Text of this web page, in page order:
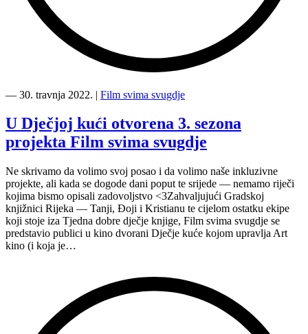
gostovanje
Gradskoj
knjižnici
Rijeka”
― 30. travnja 2022. | Film svima svugdje
U Dječjoj kući otvorena 3. sezona
projekta Film svima svugdje
Ne skrivamo da volimo svoj posao i da volimo naše inkluzivne
projekte, ali kada se dogode dani poput te srijede — nemamo riječi
kojima bismo opisali zadovoljstvo <3Zahvaljujući Gradskoj
knjižnici Rijeka — Tanji, Đoji i Kristianu te cijelom ostatku ekipe
koji stoje iza Tjedna dobre dječje knjige, Film svima svugdje se
predstavio publici u kino dvorani Dječje kuće kojom upravlja Art
kino (i koja je…